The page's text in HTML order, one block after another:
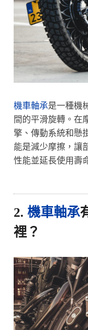
機車軸承是一種機
間的平滑旋轉。在
擎、傳動系統和懸
能是減少摩擦，讓
性能並延長使用壽
2. 機車軸承
裡？